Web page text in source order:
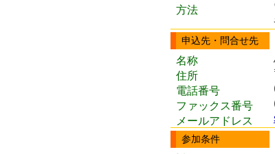
方法
申込先・問合せ先
名称
住所
電話番号
ファックス番号
メールアドレス
参加条件